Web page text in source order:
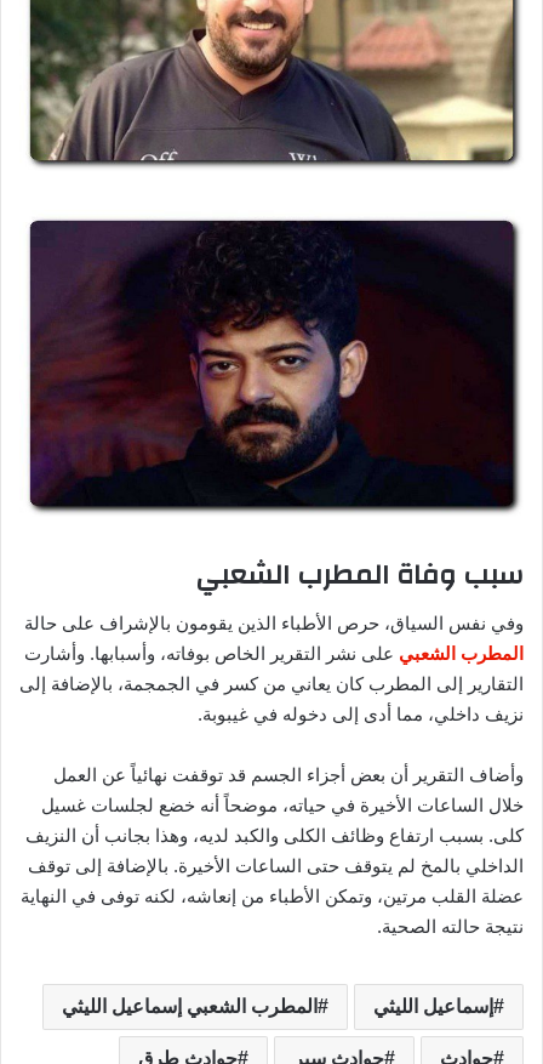
سبب وفاة المطرب الشعبي
وفي نفس السياق، حرص الأطباء الذين يقومون بالإشراف على حالة
المطرب الشعبي على نشر التقرير الخاص بوفاته، وأسبابها. وأشارت
التقارير إلى المطرب كان يعاني من كسر في الجمجمة، بالإضافة إلى
نزيف داخلي، مما أدى إلى دخوله في غيبوبة.
وأضاف التقرير أن بعض أجزاء الجسم قد توقفت نهائياً عن العمل
خلال الساعات الأخيرة في حياته، موضحاً أنه خضع لجلسات غسيل
كلى. بسبب ارتفاع وظائف الكلى والكبد لديه، وهذا بجانب أن النزيف
الداخلي بالمخ لم يتوقف حتى الساعات الأخيرة. بالإضافة إلى توقف
عضلة القلب مرتين، وتمكن الأطباء من إنعاشه، لكنه توفى في النهاية
نتيجة حالته الصحية.
إسماعيل الليثي المطرب الشعبي إسماعيل الليثي
حوادث حوادث سير حوادث طرق